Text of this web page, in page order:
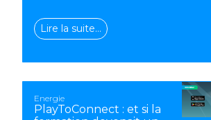
Lire la suite…
Energie
PlayToConnect : et si la